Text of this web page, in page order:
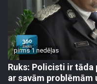
pirms 1 nedēļas
Ruks: Policisti ir tāda
ar savām problēmām